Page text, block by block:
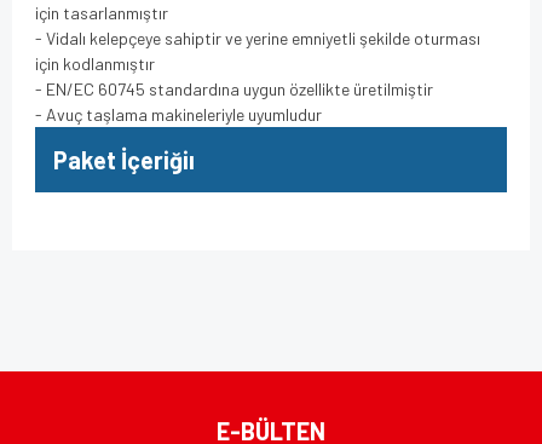
için tasarlanmıştır
- Vidalı kelepçeye sahiptir ve yerine emniyetli şekilde oturması
için kodlanmıştır
- EN/EC 60745 standardına uygun özellikte üretilmiştir
- Avuç taşlama makineleriyle uyumludur
Paket İçeriğiı
Ürün resmi kalitesiz, bozuk veya görüntülenemiyor.
E-BÜLTEN